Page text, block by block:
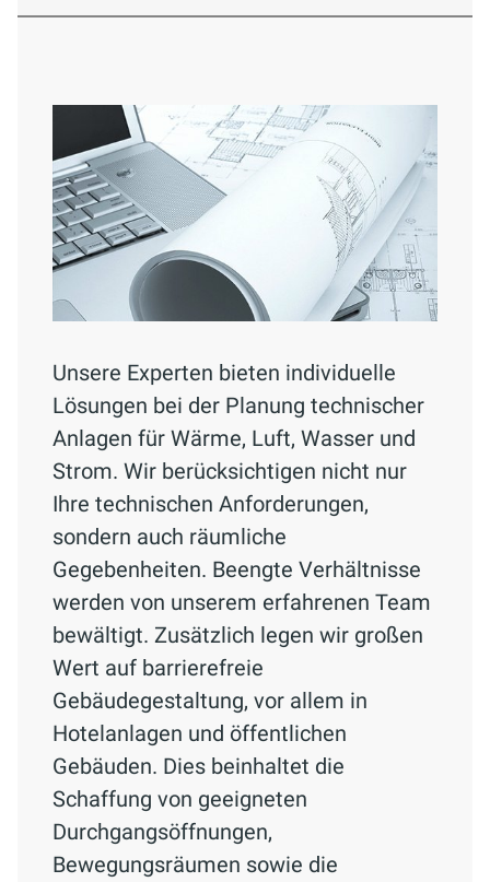
Unsere Experten bieten individuelle
Lösungen bei der Planung technischer
Anlagen für Wärme, Luft, Wasser und
Strom. Wir berücksichtigen nicht nur
Ihre technischen Anforderungen,
sondern auch räumliche
Gegebenheiten. Beengte Verhältnisse
werden von unserem erfahrenen Team
bewältigt. Zusätzlich legen wir großen
Wert auf barrierefreie
Gebäudegestaltung, vor allem in
Hotelanlagen und öffentlichen
Gebäuden. Dies beinhaltet die
Schaffung von geeigneten
Durchgangsöffnungen,
Bewegungsräumen sowie die